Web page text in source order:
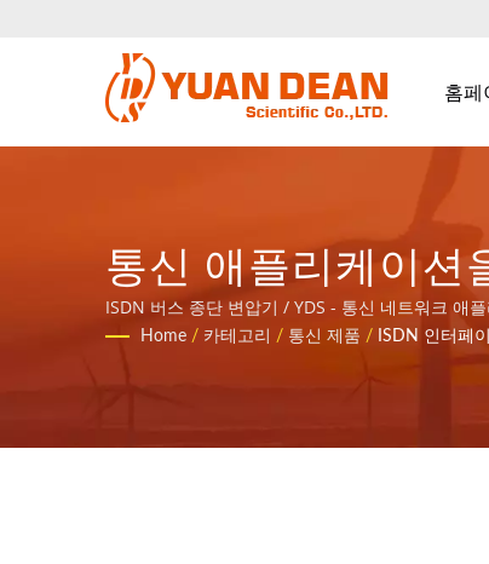
홈페
통신 애플리케이션
워크 애플리케이션
니다.
ISDN 버스 종단 변압기 / YDS - 통신 네트워크 애
Home / 카테고리 / 통신 제품 / ISDN 인터페